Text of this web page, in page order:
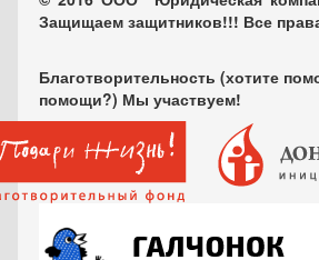
Защищаем защитников!!! Все
Благотворительность (хотите
помощи?) Мы участвуем!